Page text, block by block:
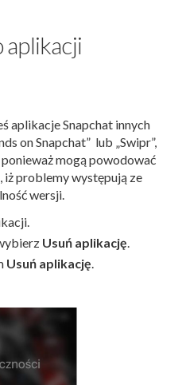
aplikacje Snapchat innych
on Snapchat” lub „Swipr”,
mogą powodować
iż problemy występują ze
wersji.
Usuń aplikację.
Usuń aplikację.